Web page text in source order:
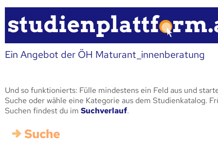
Ein Angebot der ÖH Maturant_innenberatung
Und so funktionierts: Fülle mindestens ein Feld aus und
Suche oder wähle eine Kategorie aus dem Studienkatalog.
Suchen findest du im Suchverlauf.
Suche